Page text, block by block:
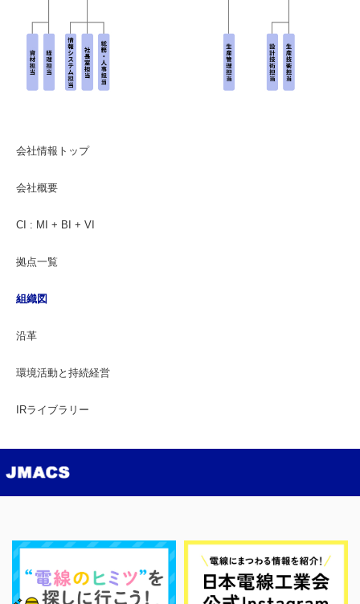
会社情報トップ
会社概要
CI : MI + BI + VI
拠点一覧
組織図
沿革
環境活動と持続経営
IRライブラリー